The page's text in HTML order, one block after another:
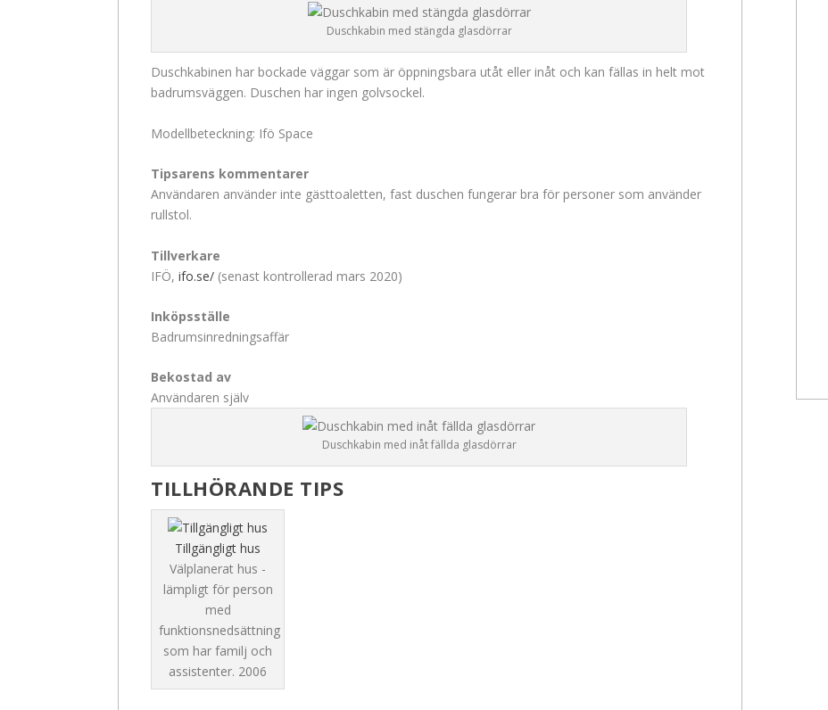
Duschkabin med stängda glasdörrar
Duschkabinen har bockade väggar som är öppningsbara utåt eller inåt och kan fällas in helt mot
badrumsväggen. Duschen har ingen golvsockel.
Modellbeteckning: Ifö Space
Tipsarens kommentarer
Användaren använder inte gästtoaletten, fast duschen fungerar bra för personer som använder
rullstol.
Tillverkare
IFÖ, ifo.se/ (senast kontrollerad mars 2020)
Inköpsställe
Badrumsinredningsaffär
Bekostad av
Användaren själv
Duschkabin med inåt fällda glasdörrar
TILLHÖRANDE TIPS
Tillgängligt hus
Välplanerat hus -
lämpligt för person
med
funktionsnedsättning
som har familj och
assistenter. 2006